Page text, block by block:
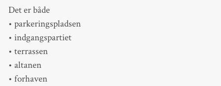
Det er både
• parkeringspladsen
• indgangspartiet
• terrassen
• altanen
• forhaven